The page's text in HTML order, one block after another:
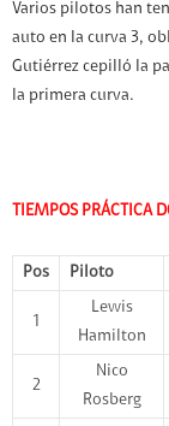
Varios pilotos han
auto en la curva 3,
Gutiérrez cepilló la
la primera curva.
TIEMPOS PRÁCTICA
Pos Piloto
1
Lewis
Hamilton
2
Nico
Rosberg